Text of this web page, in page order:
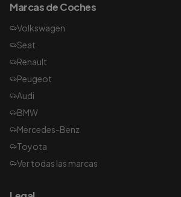
Marcas de Coches
Volkswagen
Seat
Renault
Peugeot
Audi
BMW
Mercedes-Benz
Toyota
Ver todas las marcas